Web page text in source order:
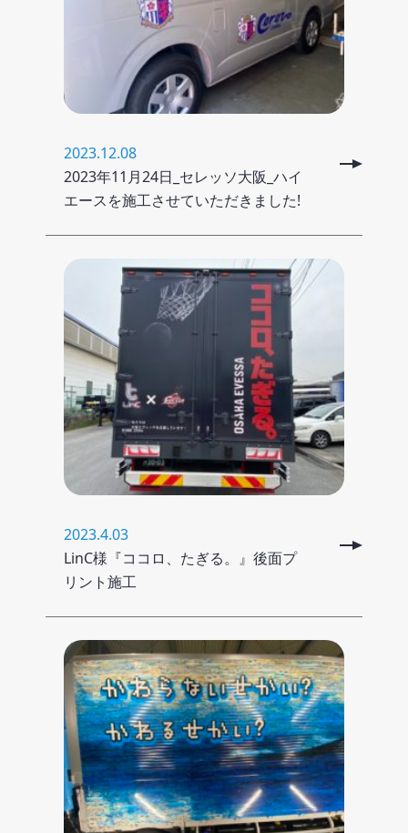
2023.12.08
2023年11月24日_セレッソ大阪_ハイ
エースを施工させていただきました!
2023.4.03
LinC様『ココロ、たぎる。』後面プ
リント施工